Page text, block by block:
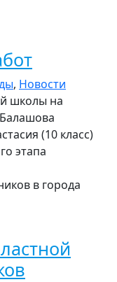
, Новости
школы на
(10 класс)
этапа
в города